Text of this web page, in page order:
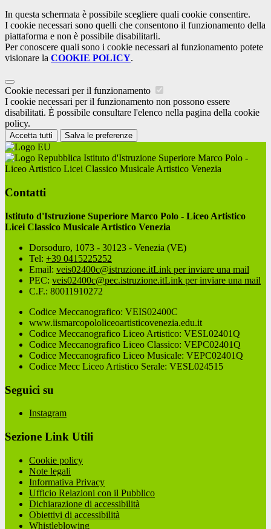
In questa schermata è possibile scegliere quali cookie consentire.
I cookie necessari sono quelli che consentono il funzionamento della
piattaforma e non è possibile disabilitarli.
Per conoscere quali sono i cookie necessari al funzionamento potete
visionare la COOKIE POLICY.
Cookie necessari per il funzionamento
I cookie necessari per il funzionamento non possono essere
disabilitati. È possibile consultare l'elenco nella pagina della cookie
policy.
Accetta tutti Salva le preferenze
Istituto d'Istruzione Superiore Marco Polo -
Liceo Artistico Licei Classico Musicale Artistico Venezia
Contatti
Istituto d'Istruzione Superiore Marco Polo - Liceo Artistico
Licei Classico Musicale Artistico Venezia
Dorsoduro, 1073 - 30123 - Venezia (VE)
Tel: +39 0415225252
Email: veis02400c@istruzione.itLink per inviare una mail
PEC: veis02400c@pec.istruzione.itLink per inviare una mail
C.F.: 80011910272
Codice Meccanografico: VEIS02400C
www.iismarcopololiceoartisticovenezia.edu.it
Codice Meccanografico Liceo Artistico: VESL02401Q
Codice Meccanografico Liceo Classico: VEPC02401Q
Codice Meccanografico Liceo Musicale: VEPC02401Q
Codice Mecc Liceo Artistico Serale: VESL024515
Seguici su
Instagram
Sezione Link Utili
Cookie policy
Note legali
Informativa Privacy
Ufficio Relazioni con il Pubblico
Dichiarazione di accessibilità
Obiettivi di accessibilità
Whistleblowing